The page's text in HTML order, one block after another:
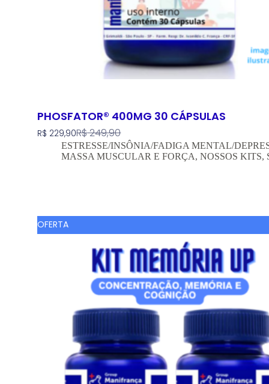
PHOSFATOR® 400MG 30 CÁPSULAS
R$249,90
R$ 229,90
ESTRESSE/INSÔNIA/FADIGA MENTAL/
MASSA MUSCULAR E FORÇA,NOSSOS KITS,
OFERTA